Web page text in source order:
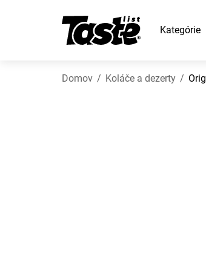
Kategórie
Domov Koláče a dezerty